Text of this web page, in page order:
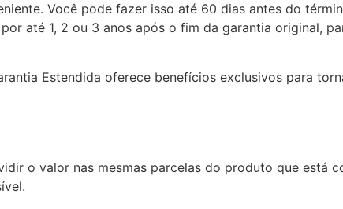
Você pode fazer isso até 60 dias antes do
até 1, 2 ou 3 anos após o fim da garantia original,
Estendida oferece benefícios exclusivos para
o valor nas mesmas parcelas do produto que está